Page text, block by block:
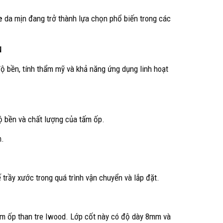
da mịn đang trở thành lựa chọn phổ biến trong các
tính thẩm mỹ và khả năng ứng dụng linh hoạt
bền và chất lượng của tấm ốp.
xước trong quá trình vận chuyển và lắp đặt.
ốp than tre Iwood. Lớp cốt này có độ dày 8mm và